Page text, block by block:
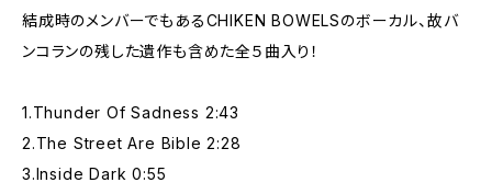
結成時のメンバーでもあるCHIKEN BOWELSのボーカル、故バ
ンコランの残した遺作も含めた全５曲入り！
1.Thunder Of Sadness 2:43
2.The Street Are Bible 2:28
3.Inside Dark 0:55